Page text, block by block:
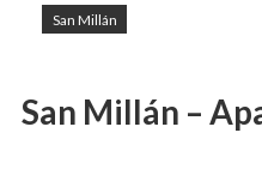
San Millán
San Millán –